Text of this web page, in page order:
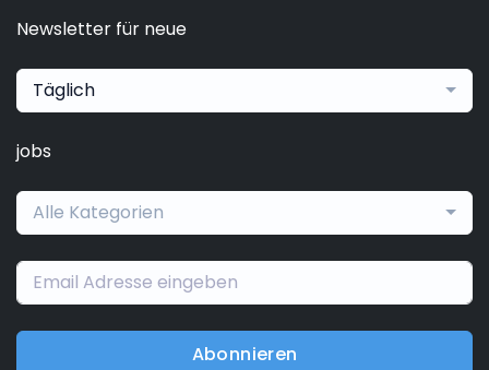
Newsletter für neue
Täglich
jobs
Alle Kategorien
Abonnieren